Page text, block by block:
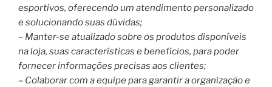
esportivos, oferecendo um atendimento personalizado
e solucionando suas dúvidas;
– Manter-se atualizado sobre os produtos disponíveis
na loja, suas características e benefícios, para poder
fornecer informações precisas aos clientes;
– Colaborar com a equipe para garantir a organização e